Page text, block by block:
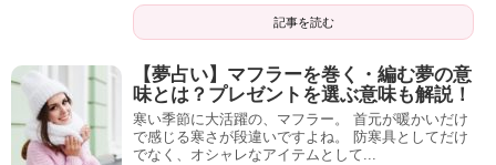
記事を読む
【夢占い】マフラーを巻く・編む夢の意
味とは？プレゼントを選ぶ意味も解説！
寒い季節に大活躍の、マフラー。 首元が暖かいだけ
で感じる寒さが段違いですよね。 防寒具としてだけ
でなく、オシャレなアイテムとして...